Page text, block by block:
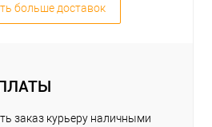
больше доставок
заказ курьеру наличными